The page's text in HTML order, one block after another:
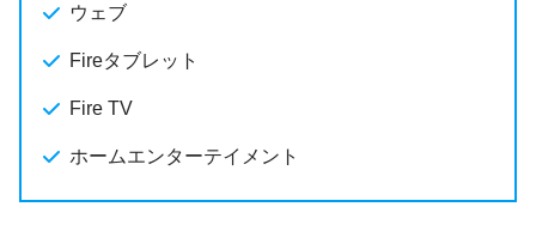
ウェブ
Fireタブレット
Fire TV
ホームエンターテイメント